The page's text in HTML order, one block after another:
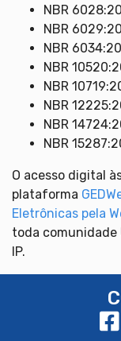
NBR
NBR
NBR
NBR
NBR
NBR
NBR
NBR
O acesso digital
plataforma
Eletrônicas pela
toda comunidade
IP.